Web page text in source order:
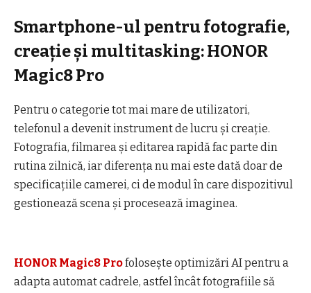
Smartphone-ul pentru fotografie,
creație și multitasking: HONOR
Magic8 Pro
Pentru o categorie tot mai mare de utilizatori,
telefonul a devenit instrument de lucru și creație.
Fotografia, filmarea și editarea rapidă fac parte din
rutina zilnică, iar diferența nu mai este dată doar de
specificațiile camerei, ci de modul în care dispozitivul
gestionează scena și procesează imaginea.
HONOR Magic8 Profolosește optimizări AI pentru a
adapta automat cadrele, astfel încât fotografiile să